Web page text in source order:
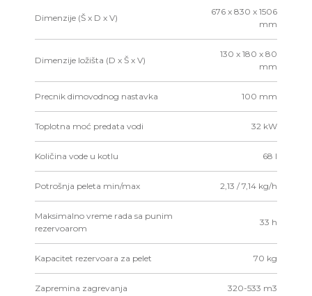
Dimenzije (Š x D x V)
676 x 830 x 1506
mm
Dimenzije ložišta (D x Š x V)
130 x 180 x 80
mm
Precnik dimovodnog nastavka 100 mm
Toplotna moć predata vodi 32 kW
Količina vode u kotlu 68 l
Potrošnja peleta min/max 2,13 / 7,14 kg/h
Maksimalno vreme rada sa punim
rezervoarom
33 h
Kapacitet rezervoara za pelet 70 kg
Zapremina zagrevanja 320-533 m3